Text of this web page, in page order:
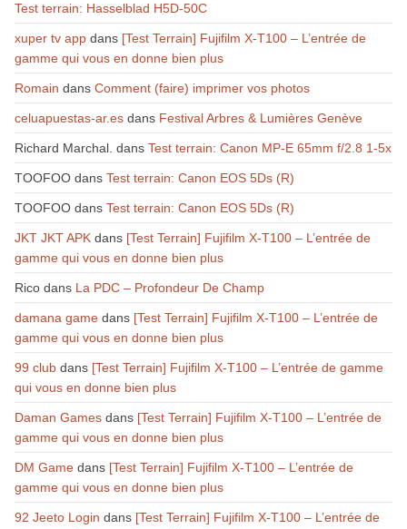
Test terrain: Hasselblad H5D-50C
xuper tv appdans [Test Terrain] Fujifilm X-T100 – L’entrée de
gamme qui vous en donne bien plus
Romain dans Comment (faire) imprimer vos photos
celuapuestas-ar.esdans Festival Arbres & Lumières Genève
Richard Marchal. dans Test terrain: Canon MP-E 65mm f/2.8 1-5x
TOOFOOdans Test terrain: Canon EOS 5Ds (R)
TOOFOOdans Test terrain: Canon EOS 5Ds (R)
JKT JKT APKdans [Test Terrain] Fujifilm X-T100 – L’entrée de
gamme qui vous en donne bien plus
Ricodans La PDC – Profondeur De Champ
damana gamedans [Test Terrain] Fujifilm X-T100 – L’entrée de
gamme qui vous en donne bien plus
99 clubdans [Test Terrain] Fujifilm X-T100 – L’entrée de gamme
qui vous en donne bien plus
Daman Gamesdans [Test Terrain] Fujifilm X-T100 – L’entrée de
gamme qui vous en donne bien plus
DM Gamedans [Test Terrain] Fujifilm X-T100 – L’entrée de
gamme qui vous en donne bien plus
92 Jeeto Login dans [Test Terrain] Fujifilm X-T100 – L’entrée de